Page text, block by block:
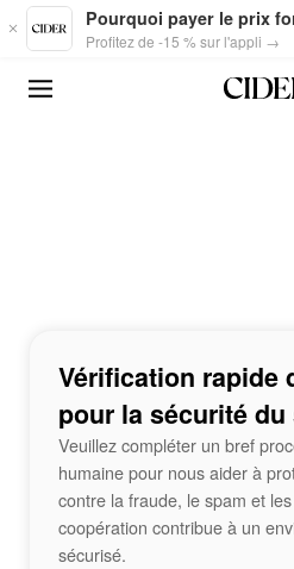
Skip to main content
Pourquoi payer le prix
Profitez de -15 % sur l'appli →
Vérification rapide
pour la sécurité du
Veuillez compléter un bref
humaine pour nous aider à
contre la fraude, le spam et
coopération contribue à un
sécurisé.